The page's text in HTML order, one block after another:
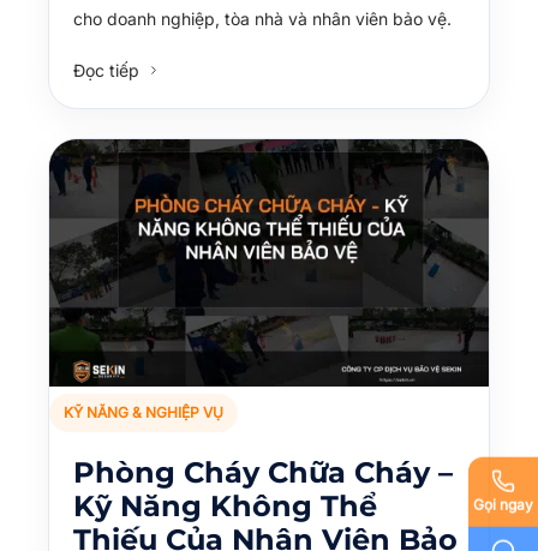
Gọi ngay
cho doanh nghiệp, tòa nhà và nhân viên bảo vệ.
Đọc tiếp
KỸ NĂNG & NGHIỆP VỤ
Phòng Cháy Chữa Cháy –
Kỹ Năng Không Thể
Thiếu Của Nhân Viên Bảo